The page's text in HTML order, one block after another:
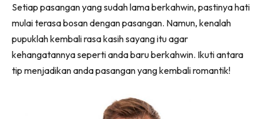
(Twitter)
Setiap pasangan yang sudah lama berkahwin, pastinya hati
mulai terasa bosan dengan pasangan. Namun, kenalah
pupuklah kembali rasa kasih sayang itu agar
kehangatannya seperti anda baru berkahwin. Ikuti antara
tip menjadikan anda pasangan yang kembali romantik!